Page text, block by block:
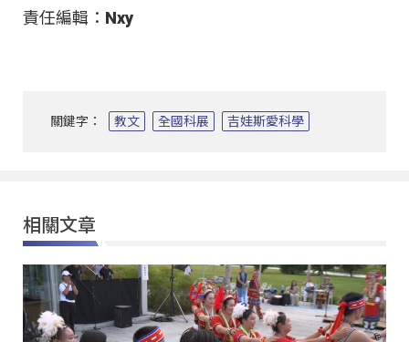
責任編輯：Nxy
關鍵字： 教文 全國科展 吉娃斯愛科學
相關文章